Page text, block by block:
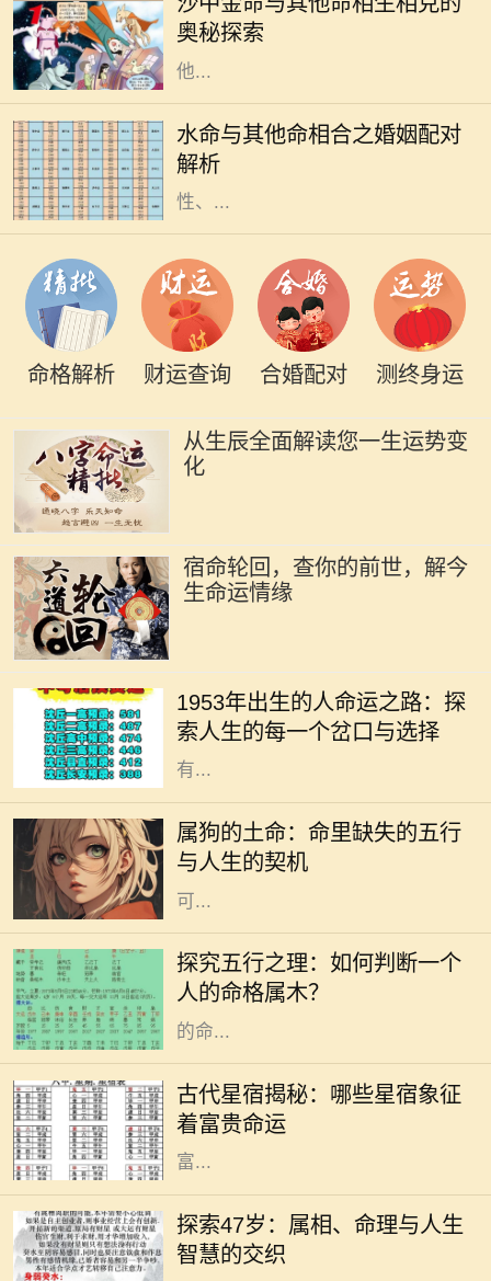
奥秘探索
中金命作为金命的一种，具有独特的
特性和命理含义。了解沙中金命与其
他...
水命与其他命相合之婚姻配对
解析
在中国的命理学中，五行的相生相克
关系深刻影响着人们的命运和生活，
尤其是在婚姻配对上更是被广泛探
讨。水命，作为五行之一，具有流动
性、...
命格解析 财运查询 合婚配对 测终身运
从生辰全面解读您一生运势变
化
宿命轮回，查你的前世，解今
生命运情缘
1953年出生的人命运之路：探
索人生的每一个岔口与选择
但有些出生年份的人似乎有着更独特
的旅程。1953年出生的人，正如流淌
在历史长河中的一朵浪花，以他们特
有...
属狗的土命：命里缺失的五行
与人生的契机
每个人的命里都有独特的五行特征，
而属狗的土命则是一种富暖而稳重的
存在。属狗的人忠诚、守信，代表着
信任与友善。然而，在命理中，土命
可...
探究五行之理：如何判断一个
人的命格属木？
在中国传统文化中，五行学说是一个
非常重要的哲学体系。五行分别是
金、木、水、火、土，每一种元素都
与自然界的现象紧密相连，影响着人
的命...
古代星宿揭秘：哪些星宿象征
着富贵命运
在古代的天文学中，星宿被视为影响
人命运的重要因素。星宿不仅仅是天
上的星星，更是古人用来预测人生轨
迹和命运起伏的工具。尤其是那些与
富...
探索47岁：属相、命理与人生
智慧的交织
在中国传统文化中，生肖和命理学是
深受人们关注的主题。它们不仅关系
到个人的性格与命运，还与人生的走
向息息相关。今天，我们将深入探讨